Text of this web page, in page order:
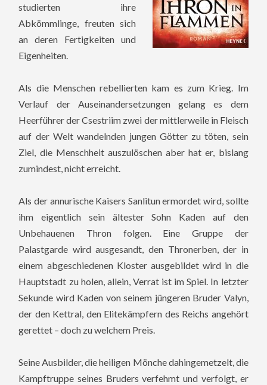
studierten ihre
Abkömmlinge, freuten sich
an deren Fertigkeiten und
Eigenheiten.
Als die Menschen rebellierten kam es zum Krieg. Im
Verlauf der Auseinandersetzungen gelang es dem
Heerführer der Csestriim zwei der mittlerweile in Fleisch
auf der Welt wandelnden jungen Götter zu töten, sein
Ziel, die Menschheit auszulöschen aber hat er, bislang
zumindest, nicht erreicht.
Als der annurische Kaisers Sanlitun ermordet wird, sollte
ihm eigentlich sein ältester Sohn Kaden auf den
Unbehauenen Thron folgen. Eine Gruppe der
Palastgarde wird ausgesandt, den Thronerben, der in
einem abgeschiedenen Kloster ausgebildet wird in die
Hauptstadt zu holen, allein, Verrat ist im Spiel. In letzter
Sekunde wird Kaden von seinem jüngeren Bruder Valyn,
der den Kettral, den Elitekämpfern des Reichs angehört
gerettet – doch zu welchem Preis.
Seine Ausbilder, die heiligen Mönche dahingemetzelt, die
Kampftruppe seines Bruders verfehmt und verfolgt, er